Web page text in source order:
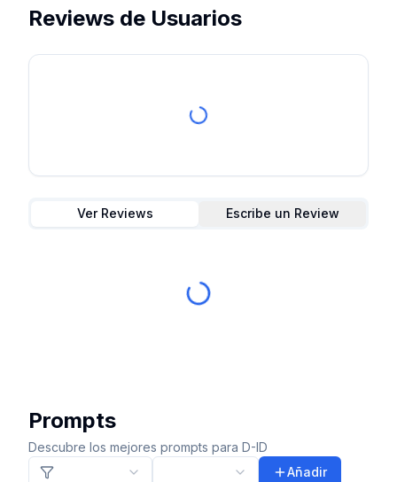
Reviews de Usuarios
Ver Reviews Escribe un Review
Prompts
Descubre los mejores prompts para D-ID
Añadir